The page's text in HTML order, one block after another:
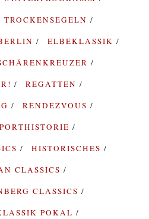
TROCKENSEGELN
ELBEKLASSIK
REGATTEN
RENDEZVOUS
HISTORISCHES
CLASSICS
CLASSICS
POKAL